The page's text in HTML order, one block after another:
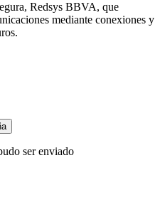
Redsys BBVA, que
mediante conexiones y
ser enviado